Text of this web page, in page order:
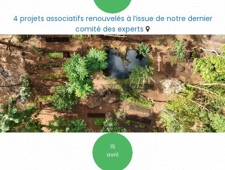
4 projets associatifs renouvelés à l’issue de notre dernier
comité des experts
15
avril